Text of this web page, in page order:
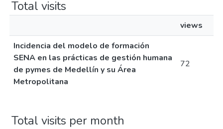
Total visits
views
Incidencia del modelo de formación
SENA en las prácticas de gestión humana
de pymes de Medellín y su Área
Metropolitana
72
Total visits per month